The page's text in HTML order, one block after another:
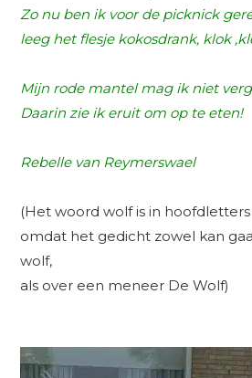
Zo nu ben ik voor de picknick
leeg het flesje kokosdrank, klok
Mijn rode mantel mag ik niet
Daarin zie ik eruit om op te eten!
Rebelle van Reymerswael
(Het woord wolf is in
omdat het gedicht zowel kan
wolf,
als over een meneer De Wolf)